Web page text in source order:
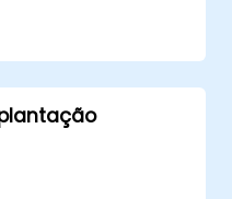
não destrutiva
e ativos para um
3D ou outro